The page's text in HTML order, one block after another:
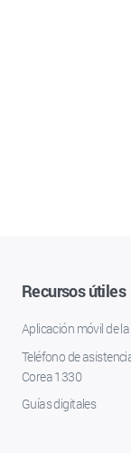
Recursos útiles
Aplicación móvil de la
Teléfono de
Corea 1330
Guías digitales